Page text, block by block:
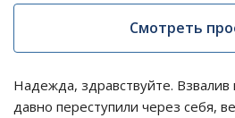
Смотреть
Надежда, здравствуйте.
давно переступили через себя,